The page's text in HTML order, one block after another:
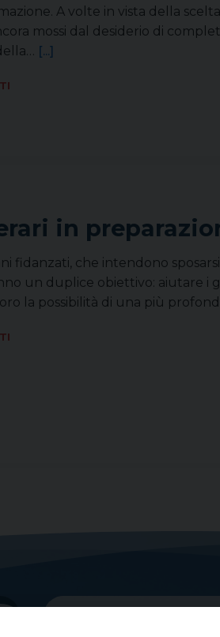
A volte in vista della
mossi dal desiderio di
[...]
in
fidanzati, che intendono
un duplice obiettivo: aiutare i
la possibilità di una più